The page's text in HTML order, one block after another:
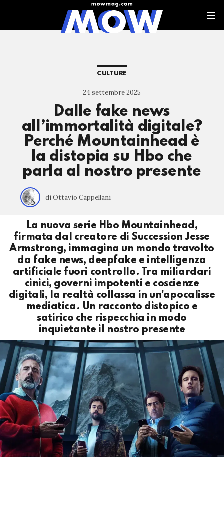
CULTURE
24 settembre 2025
Dalle fake news
all’immortalità digitale?
Perché Mountainhead è
la distopia su Hbo che
parla al nostro presente
di Ottavio Cappellani
La nuova serie Hbo Mountainhead,
firmata dal creatore di Succession Jesse
Armstrong, immagina un mondo travolto
da fake news, deepfake e intelligenza
artificiale fuori controllo. Tra miliardari
cinici, governi impotenti e coscienze
digitali, la realtà collassa in un’apocalisse
mediatica. Un racconto distopico e
satirico che rispecchia in modo
inquietante il nostro presente